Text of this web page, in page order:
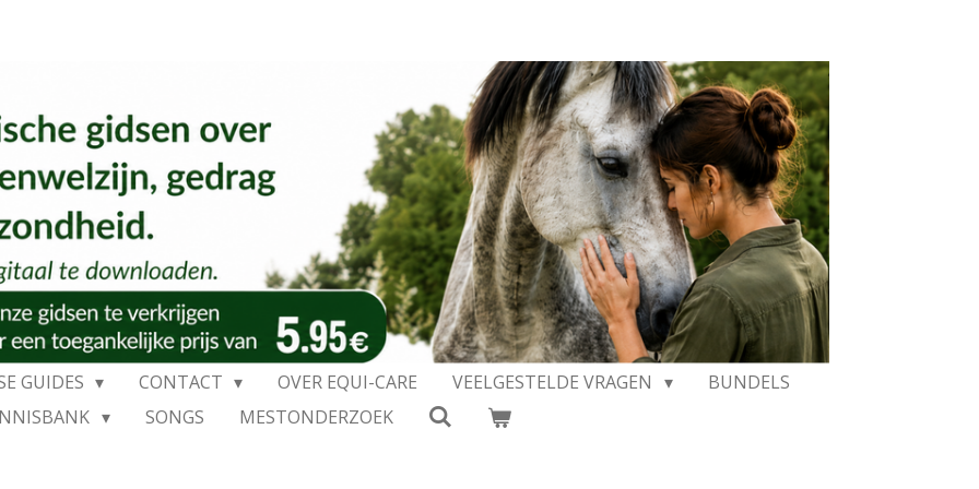
GUIDES CONTACT OVER EQUI-CARE VEELGESTELDE VRAGEN
BUNDELS
SONGS MESTONDERZOEK